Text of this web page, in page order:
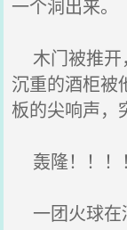
一个洞出来。
木门被推开
沉重的酒柜被
板的尖响声，
轰隆！！！！
一团火球在